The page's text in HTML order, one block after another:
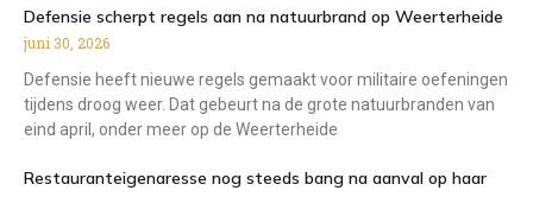
Defensie scherpt regels aan na natuurbrand op Weerterheide
juni 30, 2026
Defensie heeft nieuwe regels gemaakt voor militaire oefeningen
tijdens droog weer. Dat gebeurt na de grote natuurbranden van
eind april, onder meer op de Weerterheide
Restauranteigenaresse nog steeds bang na aanval op haar